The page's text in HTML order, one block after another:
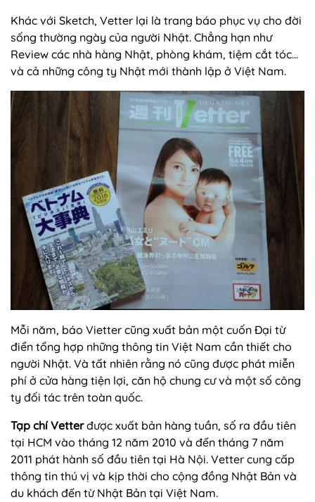
Khác với Sketch, Vetter lại là trang báo phục vụ cho đời
sống thường ngày của người Nhật. Chẳng hạn như
Review các nhà hàng Nhật, phòng khám, tiệm cắt tóc...
và cả những công ty Nhật mới thành lập ở Việt Nam.
Mỗi năm, báo Vietter cũng xuất bản một cuốn Đại từ
điển tổng hợp những thông tin Việt Nam cần thiết cho
người Nhật. Và tất nhiên rằng nó cũng được phát miễn
phí ở cửa hàng tiện lợi, căn hộ chung cư và một số công
ty đối tác trên toàn quốc.
Tạp chí Vetterđược xuất bản hàng tuần, số ra đầu tiên
tại HCM vào tháng 12 năm 2010 và đến tháng 7 năm
2011 phát hành số đầu tiên tại Hà Nội. Vetter cung cấp
thông tin thú vị và kịp thời cho cộng đồng Nhật Bản và
du khách đến từ Nhật Bản tại Việt Nam.